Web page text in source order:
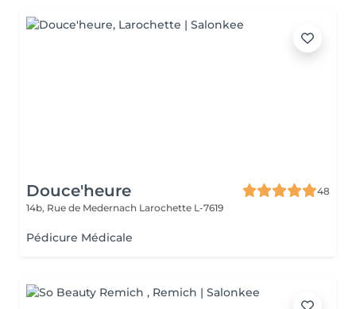
Douce'heure
48
14b, Rue de Medernach Larochette L-7619
Pédicure Médicale